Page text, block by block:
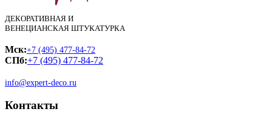
ДЕКОРАТИВНАЯ И
ВЕНЕЦИАНСКАЯ ШТУКАТУРКА
Мск:+7 (495) 477-84-72
СПб:+7 (495) 477-84-72
info@expert-deco.ru
Контакты